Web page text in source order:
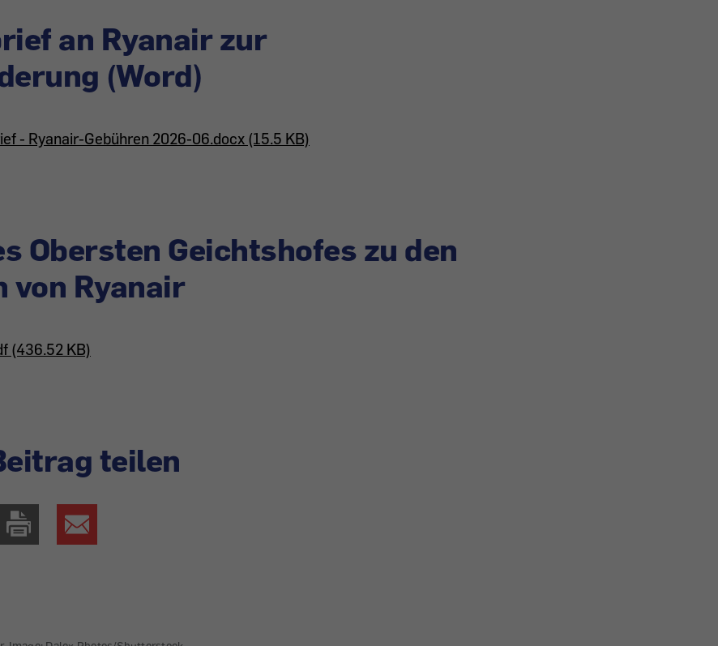
an Ryanair zur
(Word)
- Ryanair-Gebühren 2026-06.docx (15.5 KB)
Obersten Geichtshofes zu den
von Ryanair
(436.52 KB)
teilen